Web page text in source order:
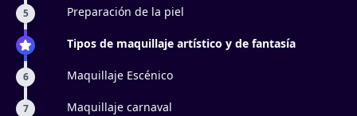
5 Preparación de la piel
Tipos de maquillaje artístico y de fantasía
6 Maquillaje Escénico
7 Maquillaje carnaval